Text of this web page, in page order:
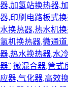
器,加氢站换热器,
器,印刷电路板式
水换热器,热水机
氢机换热器,微通
器,热水换热器,水
器" 微混合器,管式
应器,气化器,高效